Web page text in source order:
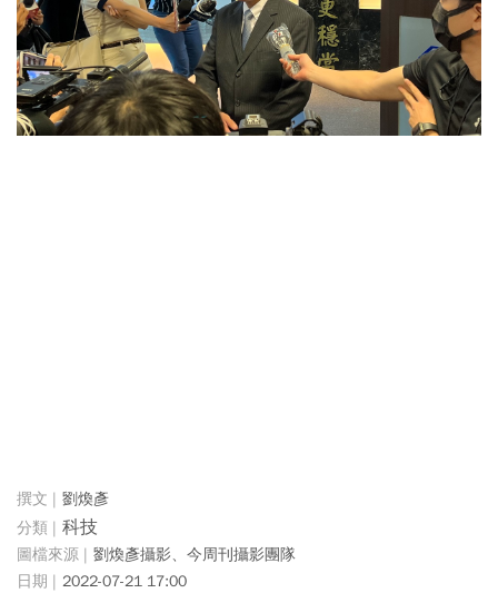
劉煥彥
科技
劉煥彥攝影、今周刊攝影團隊
2022-07-21 17:00